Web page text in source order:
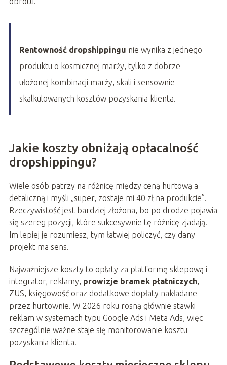
Rentowność dropshippingu nie wynika z jednego
produktu o kosmicznej marży, tylko z dobrze
ułożonej kombinacji marży, skali i sensownie
skalkulowanych kosztów pozyskania klienta.
Jakie koszty obniżają opłacalność
dropshippingu?
Wiele osób patrzy na różnicę między ceną hurtową a
detaliczną i myśli „super, zostaje mi 40 zł na produkcie”.
Rzeczywistość jest bardziej złożona, bo po drodze pojawia
się szereg pozycji, które sukcesywnie tę różnicę zjadają.
Im lepiej je rozumiesz, tym łatwiej policzyć, czy dany
projekt ma sens.
Najważniejsze koszty to opłaty za platformę sklepową i
integrator, reklamy, prowizje bramek płatniczych,
ZUS, księgowość oraz dodatkowe dopłaty nakładane
przez hurtownie. W 2026 roku rosną głównie stawki
reklam w systemach typu Google Ads i Meta Ads, więc
szczególnie ważne staje się monitorowanie kosztu
pozyskania klienta.